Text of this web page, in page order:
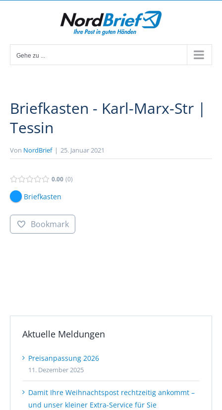
Gehe zu ...
Briefkasten - Karl-Marx-Str |
Tessin
Von NordBrief | 25. Januar 2021
0.00 0
Briefkasten
Bookmark
Aktuelle Meldungen
Preisanpassung 2026
11. Dezember 2025
Damit Ihre Weihnachtspost rechtzeitig ankommt –
und unser kleiner Extra-Service für Sie